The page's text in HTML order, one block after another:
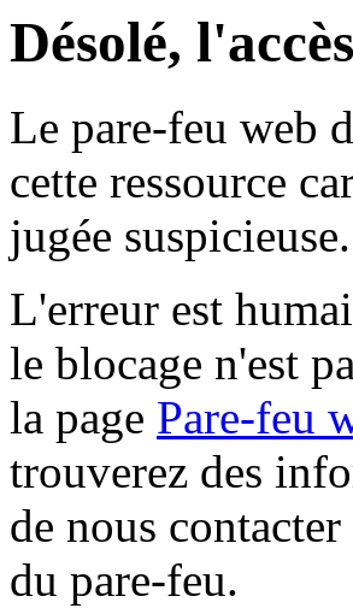
Désolé,
Le pare-feu web
cette ressource
jugée suspicieuse.
L'erreur est
le blocage n'est
la page Pare-feu
trouverez des
de nous
du pare-feu.